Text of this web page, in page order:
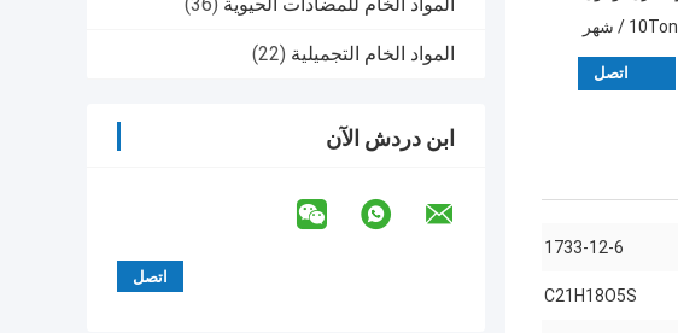
المواد الخام التجميلية (22)
ابن دردش الآن
10Ton / شهر
اتصل
1733-12-6
C21H18O5S